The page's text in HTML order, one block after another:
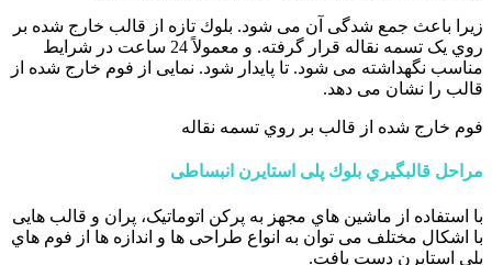
زیرا باعث جمع شدگی آن می شود. بلوك تازه از قالب خارج شده بر
روي یک تسمه نقاله قرار گرفته. و معمولاً 24 ساعت در شرایط
مناسب نگهداشته می شود. تا پایدار شود. نمایی از فوم خارج شده از
قالب را نشان می دهد.
فوم خارج شده از قالب بر روي تسمه نقاله
مراحل قالبگیري بلوك پلی استایرن انبساطی
با استفاده از ماشین هاي مجهز به پرکن اتوماتیک، پران و قالب هایی
با اشکال مختلف می توان به انواع طراحی ها و اندازه ها از فوم هاي
پلی استایرن دست یافت.